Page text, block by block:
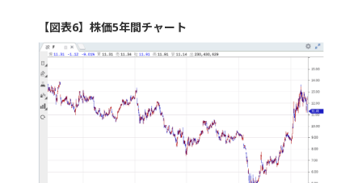
【図表6】株価5年間チャート